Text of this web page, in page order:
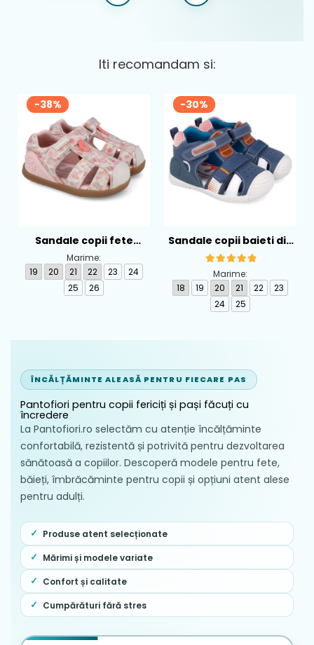
Iti recomandam si:
-38%
Sandale copii fete
calapod lat din textil
Biomecanics, Roz -
262193-A103
Marime:
19
20 21 22 23
24
25
26
-30%
Sandale copii baieti din
piele Biomecanics,
Albastru - 262124-A556
Marime:
18
19 20 21 22
23
24
25
ÎNCĂLȚĂMINTE ALEASĂ PENTRU FIECARE PAS
Pantofiori pentru copii fericiți și pași făcuți cu
încredere
La Pantofiori.ro selectăm cu atenție încălțăminte
confortabilă, rezistentă și potrivită pentru dezvoltarea
sănătoasă a copiilor. Descoperă modele pentru fete,
băieți, îmbrăcăminte pentru copii și opțiuni atent alese
pentru adulți.
Produse atent selecționate
Mărimi și modele variate
Confort și calitate
Cumpărături fără stres